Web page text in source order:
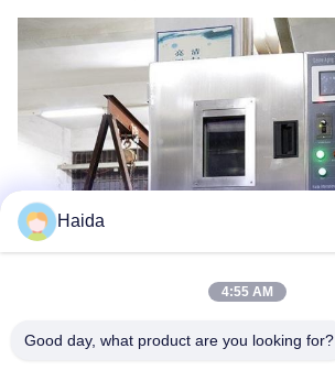
Haida
4:55 AM
Good day, what product are you looking for?